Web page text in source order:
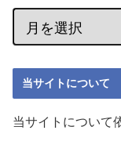
当サイトについて
当サイトについて